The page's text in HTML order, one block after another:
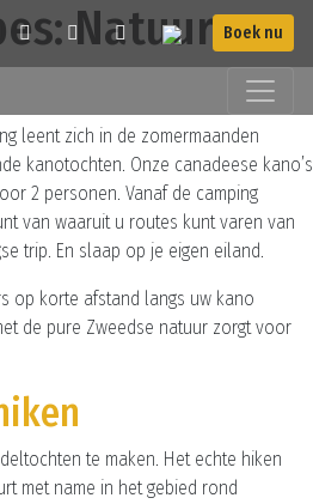
Boek nu
Natuur
leent zich in de zomermaanden
kanotochten. Onze canadeese kano’s
2 personen. Vanaf de camping
van waaruit u routes kunt varen van
trip. En slaap op je eigen eiland.
op korte afstand langs uw kano
de pure Zweedse natuur zorgt voor
te maken. Het echte hiken
met name in het gebied rond